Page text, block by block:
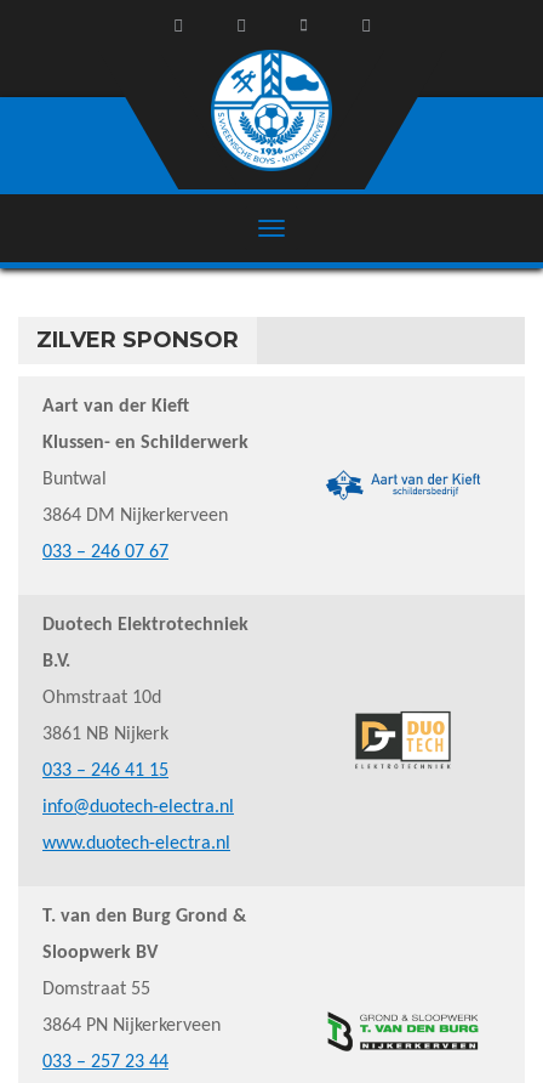
ZILVER SPONSOR
Aart van der Kieft
Klussen- en Schilderwerk
Buntwal
3864 DM Nijkerkerveen
033 – 246 07 67
Duotech Elektrotechniek
B.V.
Ohmstraat 10d
3861 NB Nijkerk
033 – 246 41 15
info@duotech-electra.nl
www.duotech-electra.nl
T. van den Burg Grond &
Sloopwerk BV
Domstraat 55
3864 PN Nijkerkerveen
033 – 257 23 44